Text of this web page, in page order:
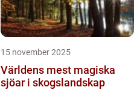
15 november 2025
Världens mest magiska
sjöar i skogslandskap